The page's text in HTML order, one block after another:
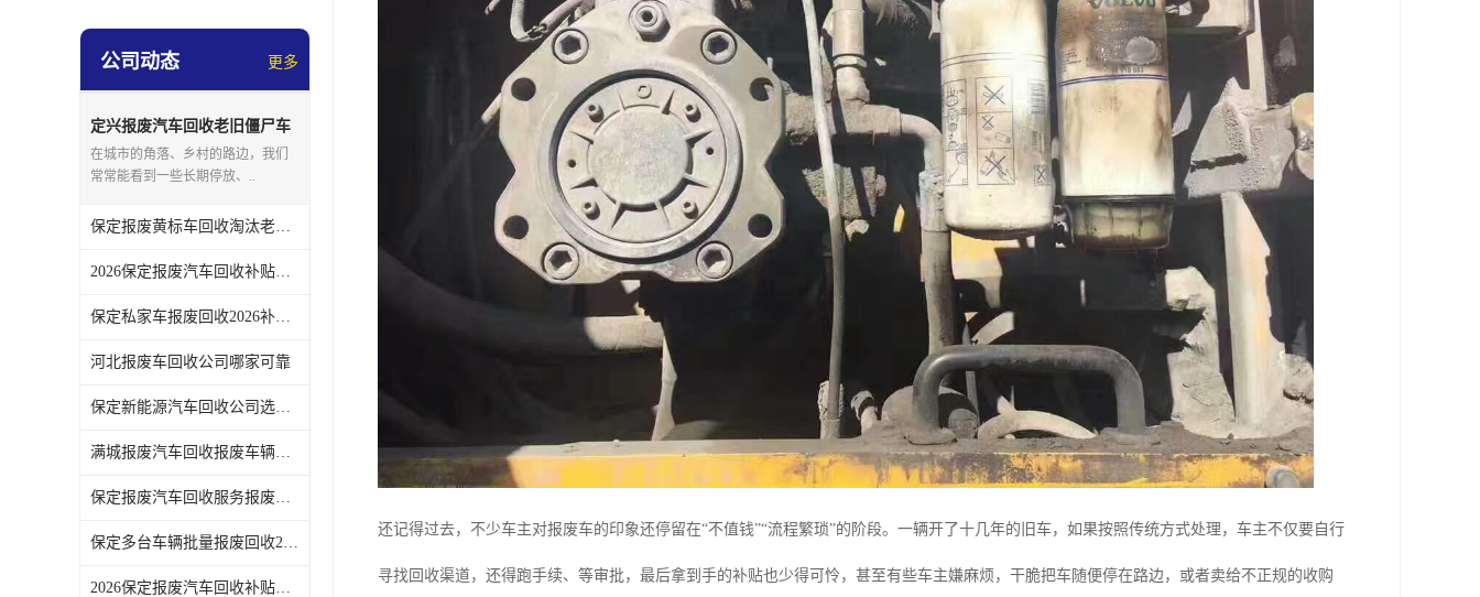
挖掘机拆车件
公司动态 更多
定兴报废汽车回收老旧僵尸车
上门回收处理
在城市的角落、乡村的路边，我们
常常能看到一些长期停放、..
保定报废黄标车回收淘汰老旧车辆领取补贴
2026保定报废汽车回收补贴发放注意事项
保定私家车报废回收2026补贴发放时间说明
河北报废车回收公司哪家可靠
保定新能源汽车回收公司选哪家
满城报废汽车回收报废车辆残值实时报价
保定报废汽车回收服务报废手续全程代办不用跑腿
保定多台车辆批量报废回收2026补贴政策
2026保定报废汽车回收补贴申领常见问题汇总
还记得过去，不少车主对报废车的印象还停留在“不值钱”“流程繁琐”的阶段。一辆开了十几年的旧车，如果按照传统方式处理，车主不仅要自行
寻找回收渠道，还得跑手续、等审批，最后拿到手的补贴也少得可怜，甚至有些车主嫌麻烦，干脆把车随便停在路边，或者卖给不正规的收购